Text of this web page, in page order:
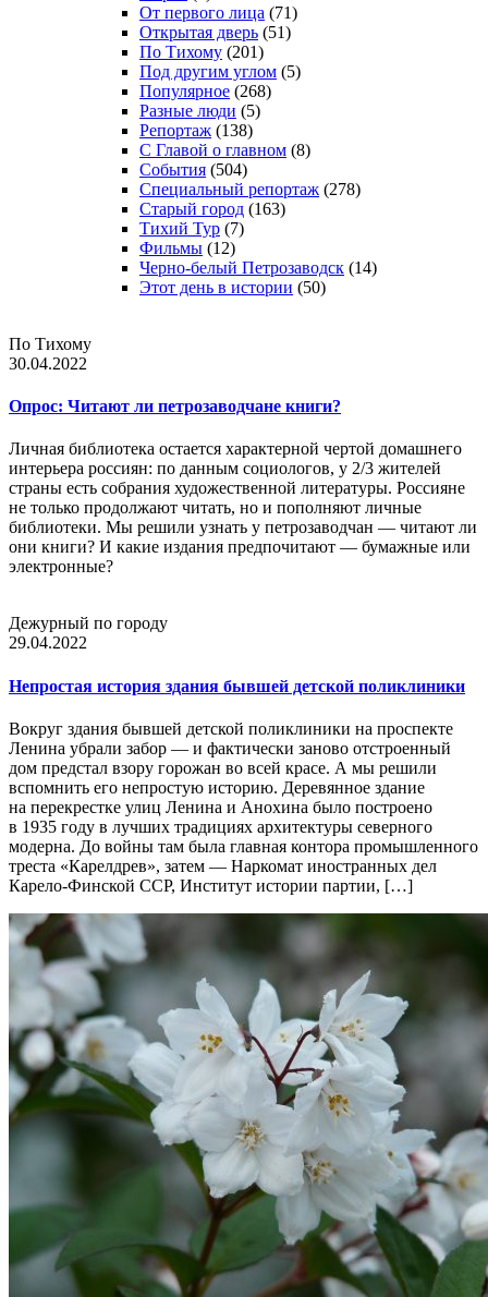
От первого лица (71)
Открытая дверь (51)
По Тихому (201)
Под другим углом (5)
Популярное (268)
Разные люди (5)
Репортаж (138)
С Главой о главном (8)
События (504)
Специальный репортаж (278)
Старый город (163)
Тихий Тур (7)
Фильмы (12)
Черно-белый Петрозаводск (14)
Этот день в истории (50)
По Тихому
30.04.2022
Опрос: Читают ли петрозаводчане книги?
Личная библиотека остается характерной чертой домашнего
интерьера россиян: по данным социологов, у 2/3 жителей
страны есть собрания художественной литературы. Россияне
не только продолжают читать, но и пополняют личные
библиотеки. Мы решили узнать у петрозаводчан — читают ли
они книги? И какие издания предпочитают — бумажные или
электронные?
Дежурный по городу
29.04.2022
Непростая история здания бывшей детской поликлиники
Вокруг здания бывшей детской поликлиники на проспекте
Ленина убрали забор — и фактически заново отстроенный
дом предстал взору горожан во всей красе. А мы решили
вспомнить его непростую историю. Деревянное здание
на перекрестке улиц Ленина и Анохина было построено
в 1935 году в лучших традициях архитектуры северного
модерна. До войны там была главная контора промышленного
треста «Карелдрев», затем — Наркомат иностранных дел
Карело-Финской ССР, Институт истории партии, […]